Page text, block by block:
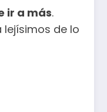
ir a más.
de lo